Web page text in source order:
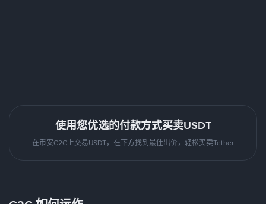
使用您优选的付款方式买卖USDT
在币安C2C上交易USDT，在下方找到最佳出价，轻松买卖Tether